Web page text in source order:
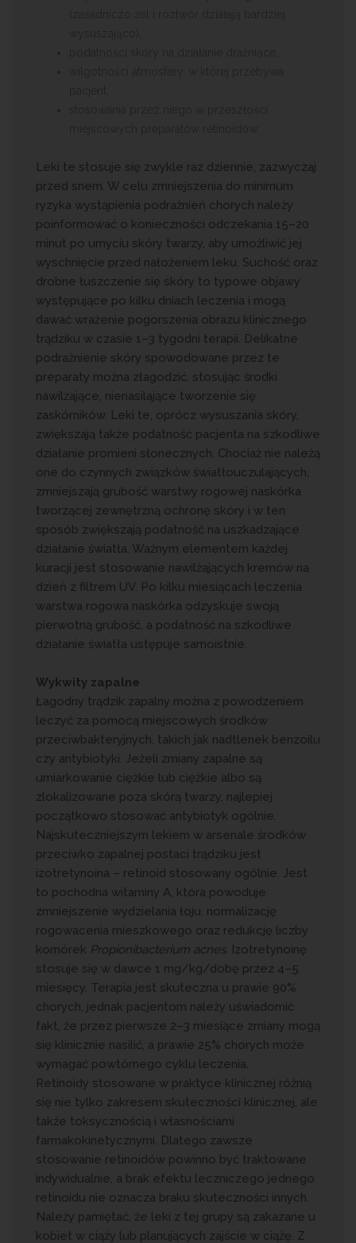
Leki te stosuje się zwykle raz dziennie, zazwyczaj
przed snem. W celu zmniejszenia do minimum
ryzyka wystąpienia podrażnień chorych należy
poinformować o konieczności odczekania 15–20
minut po umyciu skóry twarzy, aby umożliwić jej
wyschnięcie przed nałożeniem leku. Suchość oraz
drobne łuszczenie się skóry to typowe objawy
występujące po kilku dniach leczenia i mogą
dawać wrażenie pogorszenia obrazu klinicznego
trądziku w czasie 1–3 tygodni terapii. Delikatne
podrażnienie skóry spowodowane przez te
preparaty można złagodzić, stosując środki
nawilżające, nienasilające tworzenie się
zaskórników. Leki te, oprócz wysuszania skóry,
zwiększają także podatność pacjenta na szkodliwe
działanie promieni słonecznych. Chociaż nie należą
one do czynnych związków światłouczulających,
zmniejszają grubość warstwy rogowej naskórka
tworzącej zewnętrzną ochronę skóry i w ten
sposób zwiększają podatność na uszkadzające
działanie światła. Ważnym elementem każdej
kuracji jest stosowanie nawilżających kremów na
dzień z filtrem UV. Po kilku miesiącach leczenia
warstwa rogowa naskórka odzyskuje swoją
pierwotną grubość, a podatność na szkodliwe
działanie światła ustępuje samoistnie.
Wykwity zapalne
Łagodny trądzik zapalny można z powodzeniem
leczyć za pomocą miejscowych środków
przeciwbakteryjnych, takich jak nadtlenek benzoilu
czy antybiotyki. Jeżeli zmiany zapalne są
umiarkowanie ciężkie lub ciężkie albo są
zlokalizowane poza skórą twarzy, najlepiej
początkowo stosować antybiotyk ogólnie.
Najskuteczniejszym lekiem w arsenale środków
przeciwko zapalnej postaci trądziku jest
izotretynoina – retinoid stosowany ogólnie. Jest
to pochodna witaminy A, która powoduje
zmniejszenie wydzielania łoju, normalizację
rogowacenia mieszkowego oraz redukcję liczby
komórek Propionibacterium acnes . Izotretynoinę
stosuje się w dawce 1 mg/kg/dobę przez 4–5
miesięcy. Terapia jest skuteczna u prawie 90%
chorych, jednak pacjentom należy uświadomić
fakt, że przez pierwsze 2–3 miesiące zmiany mogą
się klinicznie nasilić, a prawie 25% chorych może
wymagać powtórnego cyklu leczenia.
Retinoidy stosowane w praktyce klinicznej różnią
się nie tylko zakresem skuteczności klinicznej, ale
także toksycznością i własnościami
farmakokinetycznymi. Dlatego zawsze
stosowanie retinoidów powinno być traktowane
indywidualnie, a brak efektu leczniczego jednego
retinoidu nie oznacza braku skuteczności innych.
Należy pamiętać, że leki z tej grupy są zakazane u
kobiet w ciąży lub planujących zajście w ciążę. Z